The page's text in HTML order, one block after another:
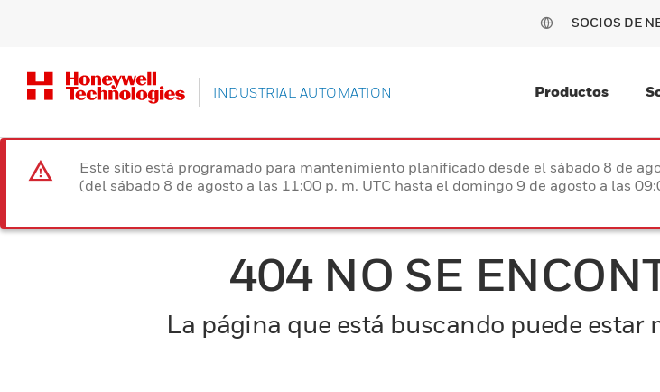
SOCIOS DE
INDUSTRIAL AUTOMATION Productos
Este sitio está programado para mantenimiento planificado desde el sábado 8 de
(del sábado 8 de agosto a las 11:00 p. m. UTC hasta el domingo 9 de agosto a las
404 NO SE
La página que está buscando puede estar